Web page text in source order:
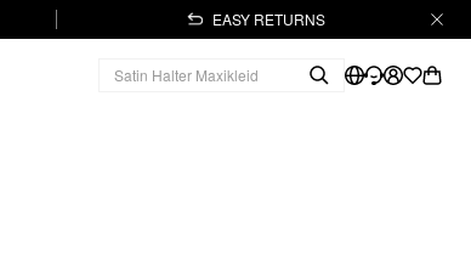
EASY RETURNS